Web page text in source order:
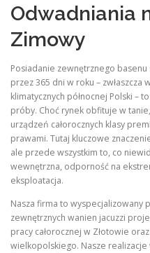
Odwadniania
Zimowy
Posiadanie zewnętrznego
przez 365 dni w roku – zwłaszcza
klimatycznych północnej Polski –
próby. Choć rynek obfituje w
urządzeń całorocznych klasy
prawami. Tutaj kluczowe
ale przede wszystkim to, co
wewnętrzna, odporność na
eksploatacja.
Nasza firma to wyspecjalizowany
zewnętrznych wanien jacuzzi
pracy całorocznej w Złotowie
wielkopolskiego. Nasze